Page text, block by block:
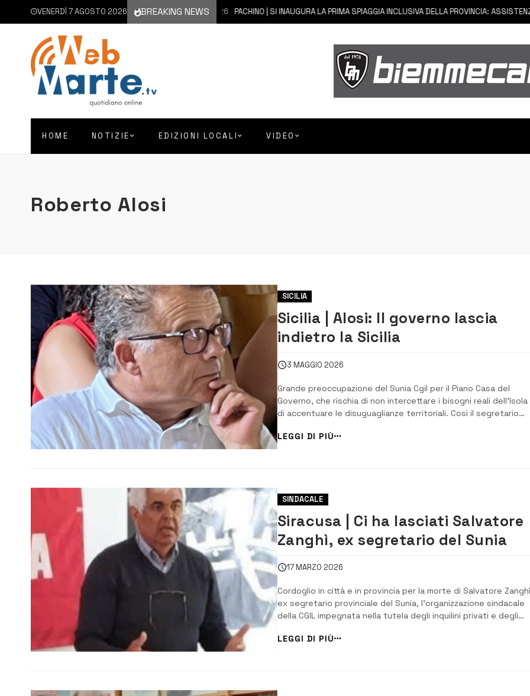
VENERDÌ 7 AGOSTO 2026 BREAKING NEWS
7 AGOSTO 2026 PACHINO | SI INAUGURA LA PRIMA SPIAGGIA INCLUSIVA DELLA PROVINCIA: ASSISTENZA
HOME NOTIZIE EDIZIONI LOCALI VIDEO
Roberto Alosi
SICILIA
Sicilia | Alosi: Il governo lascia
indietro la Sicilia
3 MAGGIO 2026
Grande preoccupazione del Sunia Cgil per il Piano Casa del
Governo, che rischia di non intercettare i bisogni reali dell’Isola
di accentuare le disuguaglianze territoriali. Così il segretario
l’emergenza abitativa non può essere separata dalla condizione
economica e produttiva...
LEGGI DI PIÙ
SINDACALE
Siracusa | Ci ha lasciati Salvatore
Zanghì, ex segretario del Sunia
17 MARZO 2026
Cordoglio in città e in provincia per la morte di Salvatore
ex segretario provinciale del Sunia, l’organizzazione sindacale
della CGIL impegnata nella tutela degli inquilini privati e degli
malattia, una persona apprezzata da tutti per il suo impegno a
LEGGI DI PIÙ